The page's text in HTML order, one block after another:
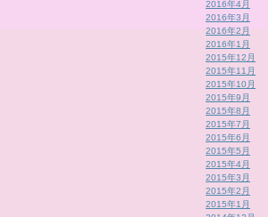
2016年4月
2016年3月
2016年2月
2016年1月
2015年12月
2015年11月
2015年10月
2015年9月
2015年8月
2015年7月
2015年6月
2015年5月
2015年4月
2015年3月
2015年2月
2015年1月